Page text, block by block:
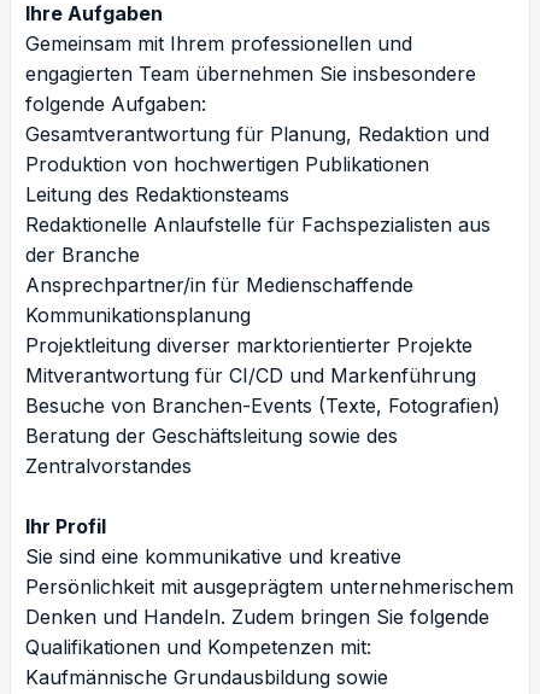
Ihre Aufgaben
Gemeinsam mit Ihrem professionellen und
engagierten Team übernehmen Sie insbesondere
folgende Aufgaben:
Gesamtverantwortung für Planung, Redaktion und
Produktion von hochwertigen Publikationen
Leitung des Redaktionsteams
Redaktionelle Anlaufstelle für Fachspezialisten aus
der Branche
Ansprechpartner/in für Medienschaffende
Kommunikationsplanung
Projektleitung diverser marktorientierter Projekte
Mitverantwortung für CI/CD und Markenführung
Besuche von Branchen-Events (Texte, Fotografien)
Beratung der Geschäftsleitung sowie des
Zentralvorstandes
Ihr Profil
Sie sind eine kommunikative und kreative
Persönlichkeit mit ausgeprägtem unternehmerischem
Denken und Handeln. Zudem bringen Sie folgende
Qualifikationen und Kompetenzen mit:
Kaufmännische Grundausbildung sowie